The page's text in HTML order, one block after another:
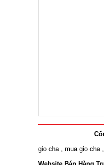
gio cha
mua gio cha